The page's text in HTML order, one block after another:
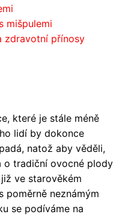
mišpulemi
zdravotní přínosy
které je stále méně
lidí by dokonce
natož aby věděli,
o tradiční ovocné plody
ve starověkém
poměrně neznámým
se podíváme na